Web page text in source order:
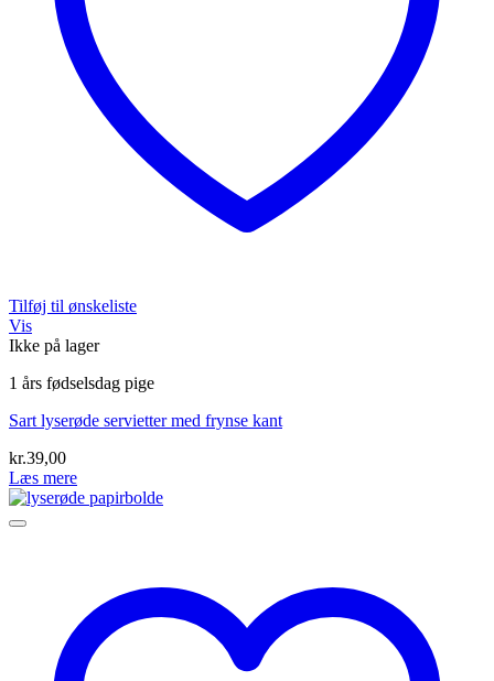
Tilføj til ønskeliste
Vis
Ikke på lager
1 års fødselsdag pige
Sart lyserøde servietter med frynse kant
kr.39,00
Læs mere